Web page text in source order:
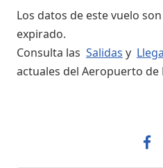
Los datos de este vuelo
expirado.
Consulta las Salidas y
actuales del Aeropuerto de